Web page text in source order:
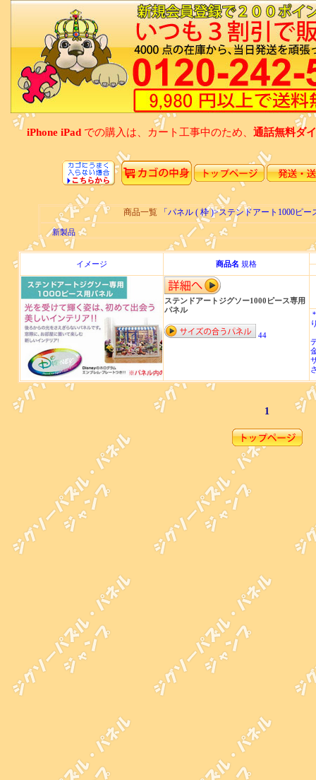
iPhone iPad での購入は、カート工事中のため、 通話無料ダ
商品一覧 「パネル ( 枠 )>ステンドアート1000ピ
新製品
イメージ 商品名 規格
ステンドアートジグソー1000ピース専用
パネル
44
1